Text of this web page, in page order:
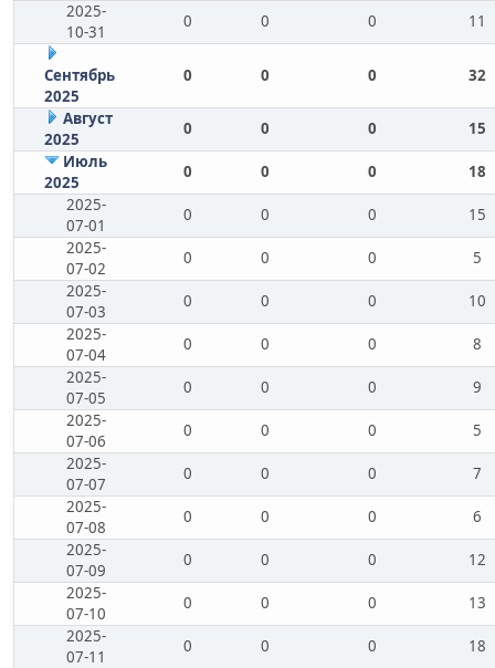
2025-
10-31
0 0 0 11
Сентябрь
2025
0 0 0 32
Август
2025
0 0 0
15
Июль
2025
0 0 0
18
2025-
07-01
0 0 0
15
2025-
07-02
0 0 0
5
2025-
07-03
0 0 0
10
2025-
07-04
0 0 0
8
2025-
07-05
0 0 0
9
2025-
07-06
0 0 0
5
2025-
07-07
0 0 0
7
2025-
07-08
0 0 0
6
2025-
07-09
0 0 0
12
2025-
07-10
0 0 0
13
2025-
07-11
0 0 0
18